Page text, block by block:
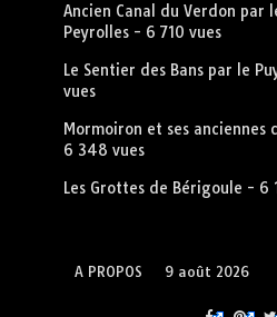
Ancien Canal du Verdon par
Peyrolles- 6 710 vues
Le Sentier des Bans par le
vues
Mormoiron et ses anciennes
6 348 vues
Les Grottes de Bérigoule - 6
A PROPOS 9 août 2026